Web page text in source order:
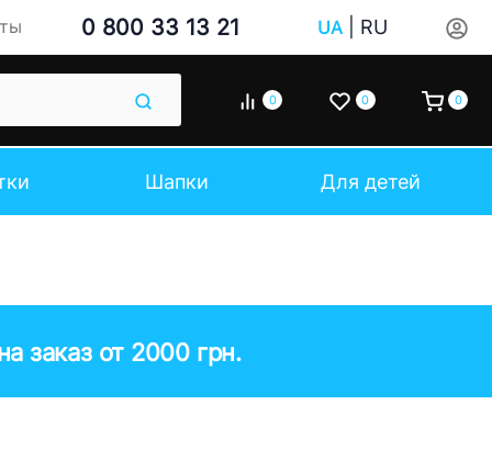
0 800 33 13 21 UA| RU
0 0 0
Шапки Для детей
заказ от 2000 грн.